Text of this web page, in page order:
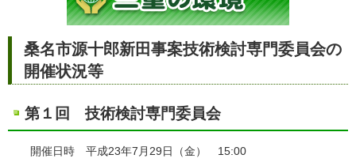
桑名市源十郎新田事案技術検討専門委員会の
開催状況等
第１回 技術検討専門委員会
開催日時 平成23年7月29日（金） 15:00